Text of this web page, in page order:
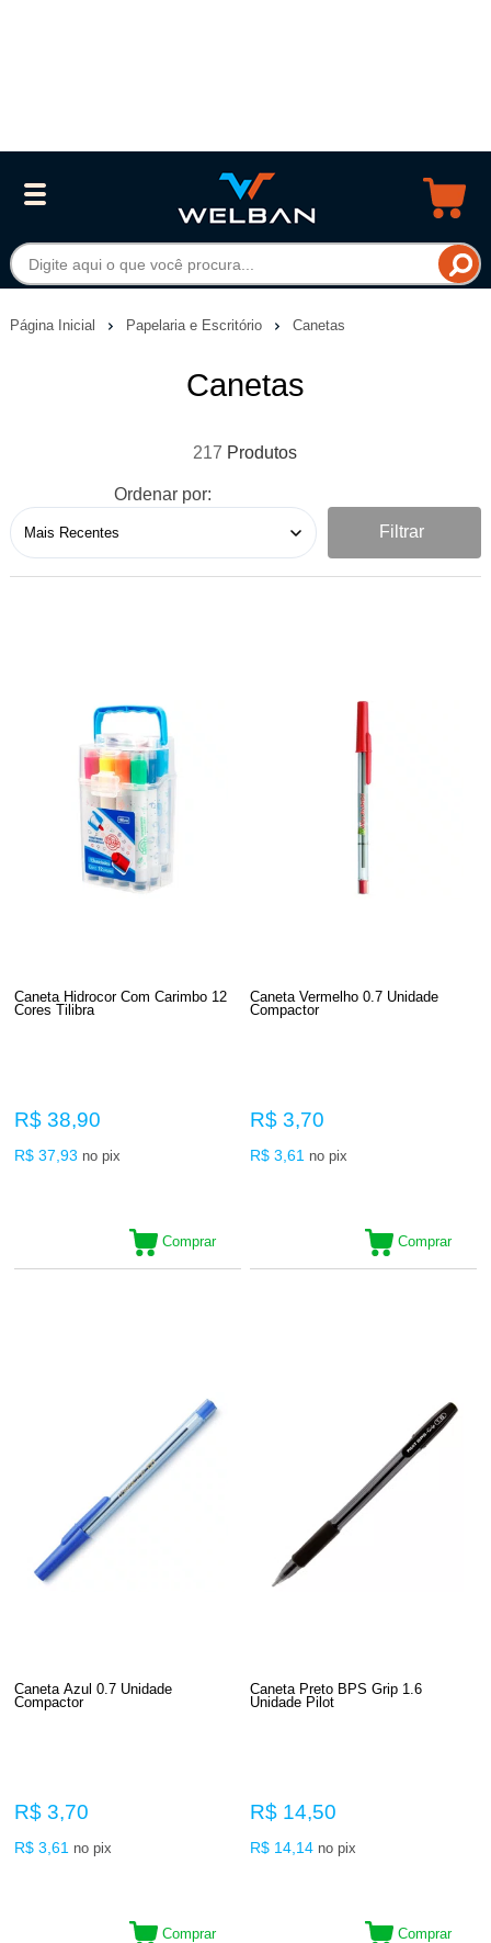
Página Inicial Papelaria e Escritório Canetas
Canetas
217
Ordenar por:
Filtrar
Caneta Hidrocor Com Carimbo 12
Cores Tilibra
R$ 38,90
R$ 37,93 no pix
Comprar
Caneta Vermelho 0.7 Unidade
Compactor
R$ 3,70
R$ 3,61 no pix
Comprar
Caneta Azul 0.7 Unidade
Compactor
R$ 3,70
R$ 3,61 no pix
Comprar
Caneta Preto BPS Grip 1.6
Unidade Pilot
R$ 14,50
R$ 14,14 no pix
Comprar